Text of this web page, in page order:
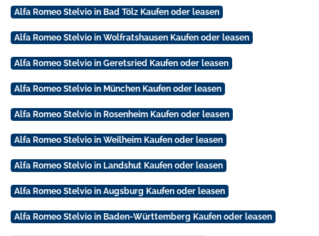
Alfa Romeo Stelvio in Bad Tölz Kaufen oder leasen
Alfa Romeo Stelvio in Wolfratshausen Kaufen oder leasen
Alfa Romeo Stelvio in Geretsried Kaufen oder leasen
Alfa Romeo Stelvio in München Kaufen oder leasen
Alfa Romeo Stelvio in Rosenheim Kaufen oder leasen
Alfa Romeo Stelvio in Weilheim Kaufen oder leasen
Alfa Romeo Stelvio in Landshut Kaufen oder leasen
Alfa Romeo Stelvio in Augsburg Kaufen oder leasen
Alfa Romeo Stelvio in Baden-Württemberg Kaufen oder leasen